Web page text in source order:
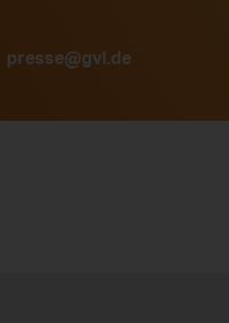
presse@gvl.de